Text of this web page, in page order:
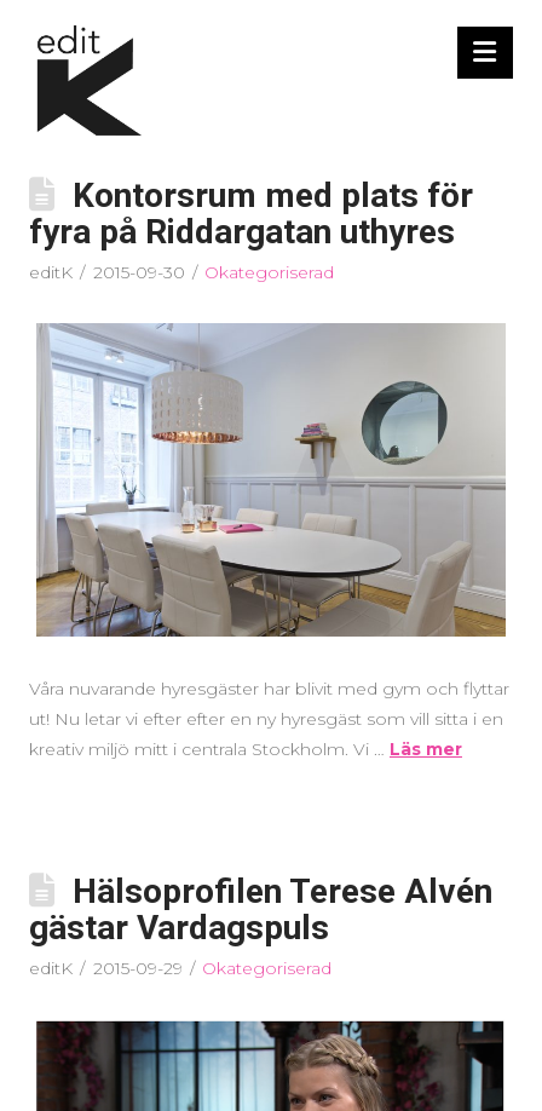
Kontorsrum med plats för
fyra på Riddargatan uthyres
editK 2015-09-30 Okategoriserad
Våra nuvarande hyresgäster har blivit med gym och flyttar
ut! Nu letar vi efter efter en ny hyresgäst som vill sitta i en
kreativ miljö mitt i centrala Stockholm. Vi … Läs mer
Hälsoprofilen Terese Alvén
gästar Vardagspuls
editK 2015-09-29 Okategoriserad